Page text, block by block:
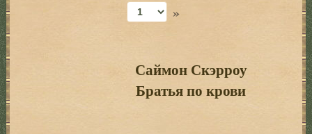
Оглавление
»
Саймон Скэрроу
Братья по крови